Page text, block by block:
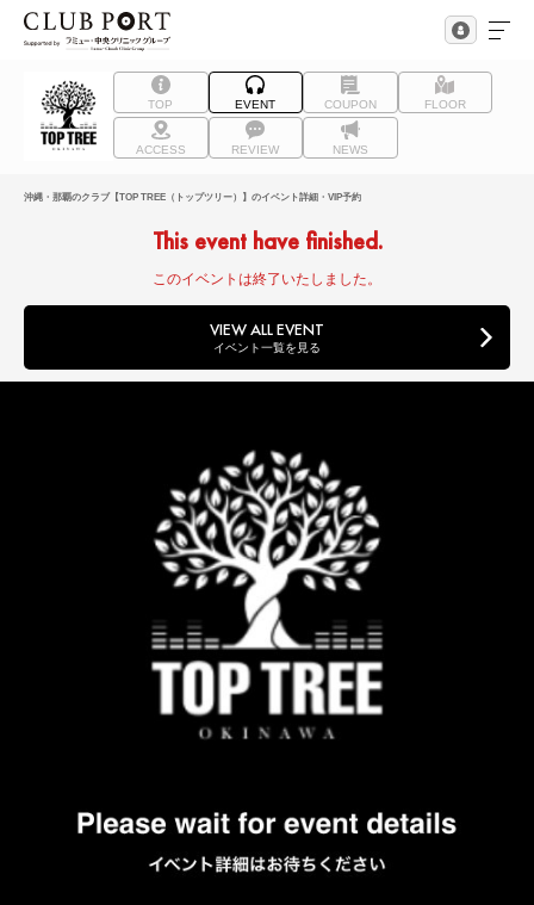
TOP EVENT COUPON FLOOR
ACCESS REVIEW NEWS
沖縄・那覇のクラブ【TOP TREE（トップツリー）】のイベント詳細・VIP予約
This event have finished.
このイベントは終了いたしました。
VIEW ALL EVENT
イベント一覧を見る